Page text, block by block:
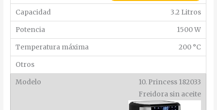
3.2 Litros
1500 W
200 °C
10. Princess 182033
Freidora sin aceite